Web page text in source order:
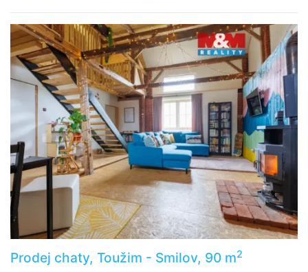
Prodej chaty, Toužim - Smilov, 90 m2